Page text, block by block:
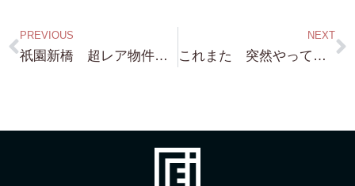
PREVIOUS
祇園新橋 超レア物件・・E 様 内覧ご予約 ありがとうございました。 ご紹介させて頂きます物件は非常にレアなので ご期待ください！
NEXT
これまた 突然やってきました（笑）南比良 一等地（笑）琵琶湖浜付き 約365坪 建物付き これは バッチリですね！詳細は後程！